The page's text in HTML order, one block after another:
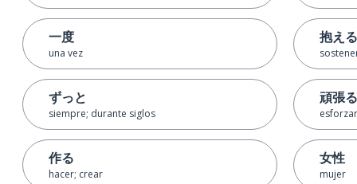
一度
una vez
ずっと
siempre; durante siglos
作る
hacer; crear
抱える
頑張る
女性
mujer